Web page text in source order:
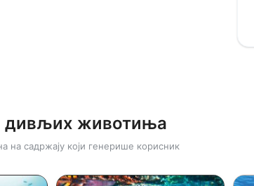
дивљих животиња
на садржају који генерише корисник